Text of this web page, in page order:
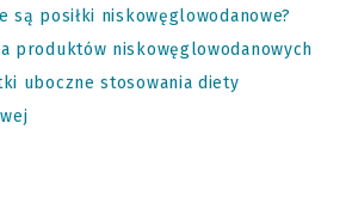
są posiłki niskowęglowodanowe?
produktów niskowęglowodanowych
uboczne stosowania diety